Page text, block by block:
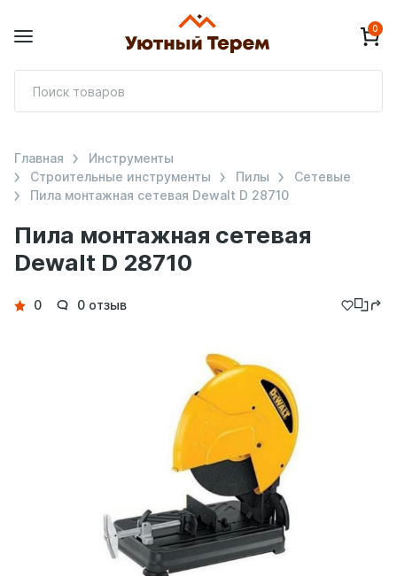
0
Пила монтажная сетевая
Dewalt D 28710
Главная
Инструменты
Строительные инструменты
Пилы
Сетевые
Пила монтажная сетевая Dewalt D 28710
Детали
0 0 отзыв